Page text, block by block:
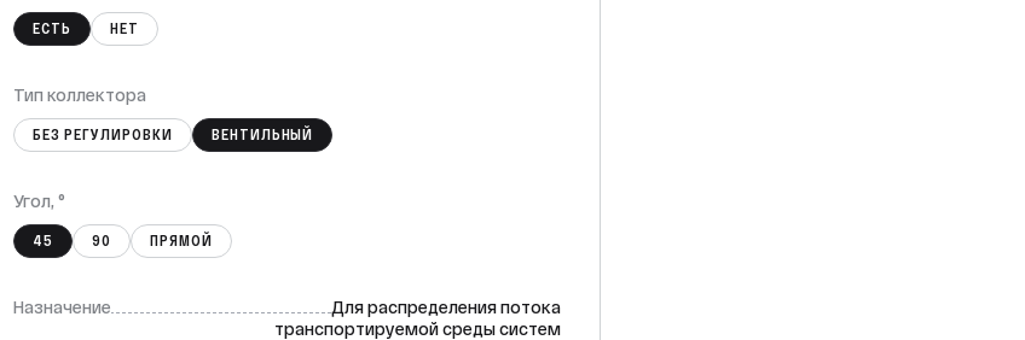
ЕСТЬ НЕТ
Тип коллектора
БЕЗ РЕГУЛИРОВКИ ВЕНТИЛЬНЫЙ
Угол, °
45 90 ПРЯМОЙ
Назначение
Для распределения потока
транспортируемой среды систем